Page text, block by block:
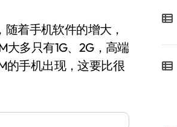
着手机软件的增大，
大多只有1G、2G，高端
的手机出现，这要比很